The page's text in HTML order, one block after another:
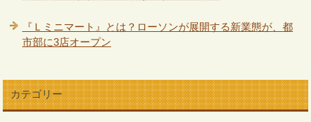
『Ｌミニマート』とは？ローソンが展開する新業態が、都
市部に3店オープン
カテゴリー